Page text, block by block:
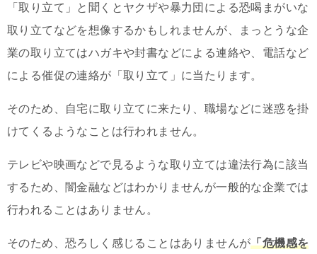
「取り立て」と聞くとヤクザや暴力団による恐喝まがいな
取り立てなどを想像するかもしれませんが、まっとうな企
業の取り立てはハガキや封書などによる連絡や、電話など
による催促の連絡が「取り立て」に当たります。
そのため、自宅に取り立てに来たり、職場などに迷惑を掛
けてくるようなことは行われません。
テレビや映画などで見るような取り立ては違法行為に該当
するため、闇金融などはわかりませんが一般的な企業では
行われることはありません。
そのため、恐ろしく感じることはありませんが「危機感を